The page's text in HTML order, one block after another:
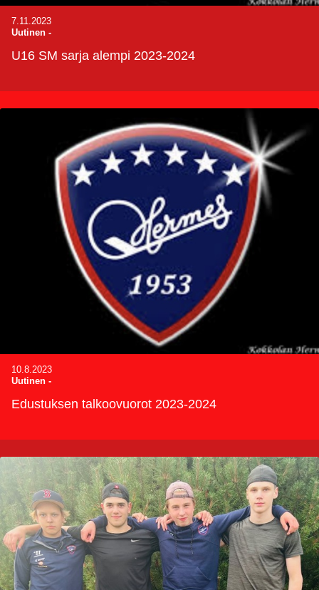
7.11.2023
Uutinen -
U16 SM sarja alempi 2023-2024
10.8.2023
Uutinen -
Edustuksen talkoovuorot 2023-2024